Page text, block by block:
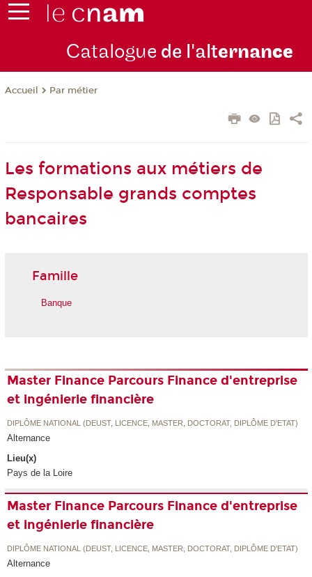
Catalogue de l'alternance
Accueil Par métier
Les formations aux métiers de
Responsable grands comptes
bancaires
Famille
Banque
Master Finance Parcours Finance d'entreprise
et ingénierie financière
DIPLÔME NATIONAL (DEUST, LICENCE, MASTER, DOCTORAT, DIPLÔME D'ETAT)
Alternance
Lieu(x)
Pays de la Loire
Master Finance Parcours Finance d'entreprise
et ingénierie financière
DIPLÔME NATIONAL (DEUST, LICENCE, MASTER, DOCTORAT, DIPLÔME D'ETAT)
Alternance